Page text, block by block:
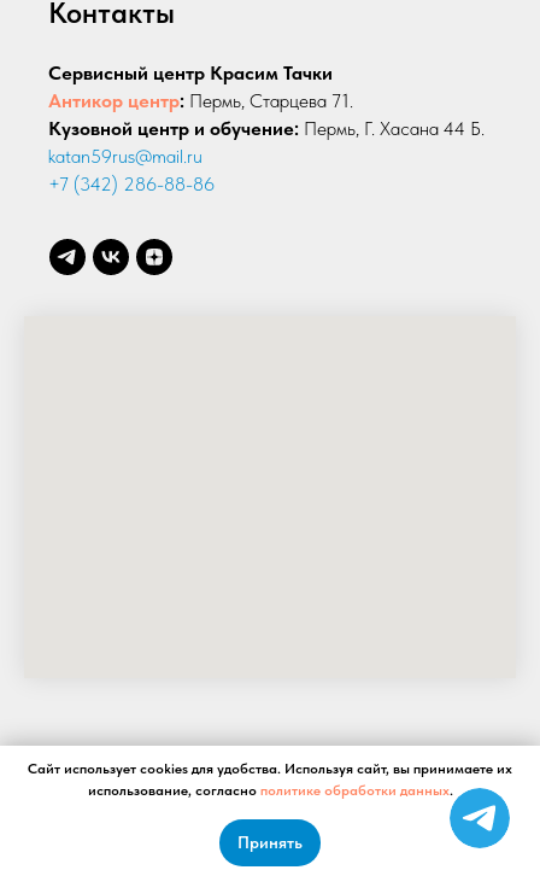
Контакты
Сервисный центр Красим Тачки
Антикор центр: Пермь, Старцева 71.
Кузовной центр и обучение: Пермь, Г. Хасана 44 Б.
katan59rus@mail.ru
+7 (342) 286-88-86
318595800091303
© 2026 Все права защищены
Сайт использует cookies для удобства. Используя сайт, вы принимаете их
использование, согласно политике обработки данных.
Принять